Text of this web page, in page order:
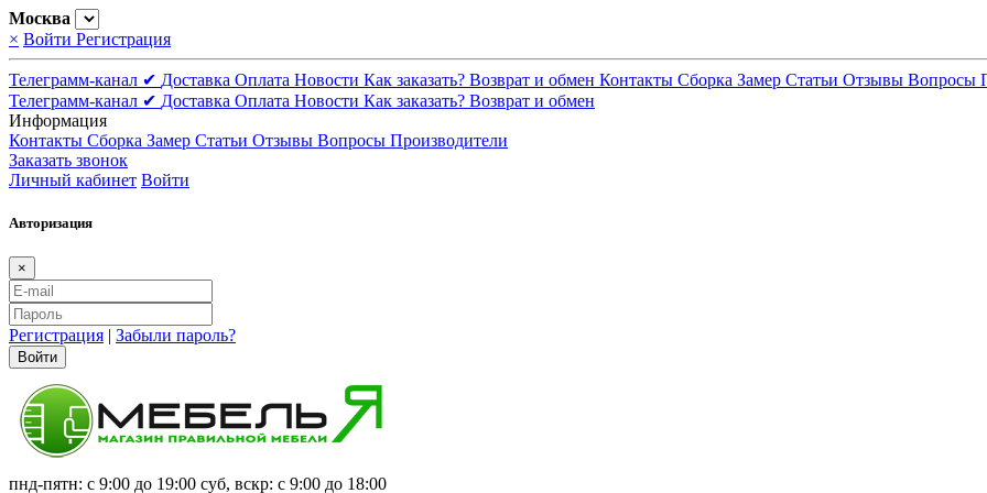
Москва
× Войти Регистрация
Телеграмм-канал ✔ Доставка Оплата Новости Как заказать? Возврат и обмен Контакты Сборка Замер Статьи Отзывы Вопросы
Телеграмм-канал ✔ Доставка Оплата Новости Как заказать? Возврат и обмен
Информация
Контакты Сборка Замер Статьи Отзывы Вопросы Производители
Заказать звонок
Личный кабинет Войти
Авторизация
×
Регистрация | Забыли пароль?
Войти
пнд-пятн: с 9:00 до 19:00 суб, вскр: с 9:00 до 18:00